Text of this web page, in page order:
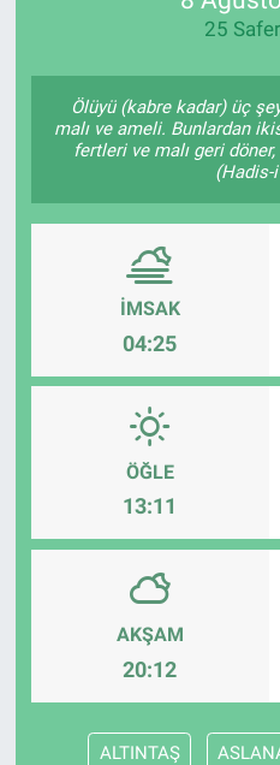
25
Ölüyü (kabre kadar) üç
malı ve ameli. Bunlardan
fertleri ve malı geri
(Hadis-
İMSAK
04:25
ÖĞLE
13:11
AKŞAM
20:12
ALTINTAŞ
Resmi İlanlar
Son Dakika
Uşak Haberleri